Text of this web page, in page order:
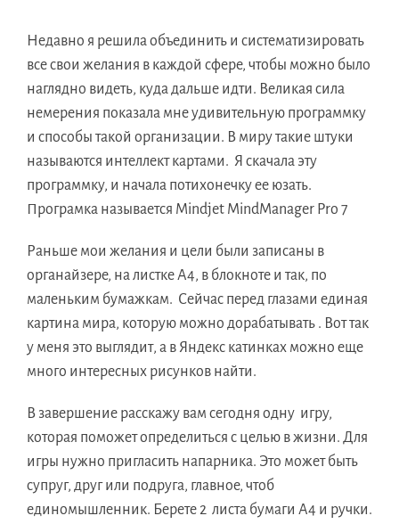
Недавно я решила объединить и систематизировать
все свои желания в каждой сфере, чтобы можно было
наглядно видеть, куда дальше идти. Великая сила
немерения показала мне удивительную программку
и способы такой организации. В миру такие штуки
называются интеллект картами. Я скачала эту
программку, и начала потихонечку ее юзать.
Програмка называется Mindjet MindManager Pro 7
Раньше мои желания и цели были записаны в
органайзере, на листке А4, в блокноте и так, по
маленьким бумажкам. Сейчас перед глазами единая
картина мира, которую можно дорабатывать . Вот так
у меня это выглядит, а в Яндекс катинках можно еще
много интересных рисунков найти.
В завершение расскажу вам сегодня одну игру,
которая поможет определиться с целью в жизни. Для
игры нужно пригласить напарника. Это может быть
супруг, друг или подруга, главное, чтоб
единомышленник. Берете 2 листа бумаги А4 и ручки.